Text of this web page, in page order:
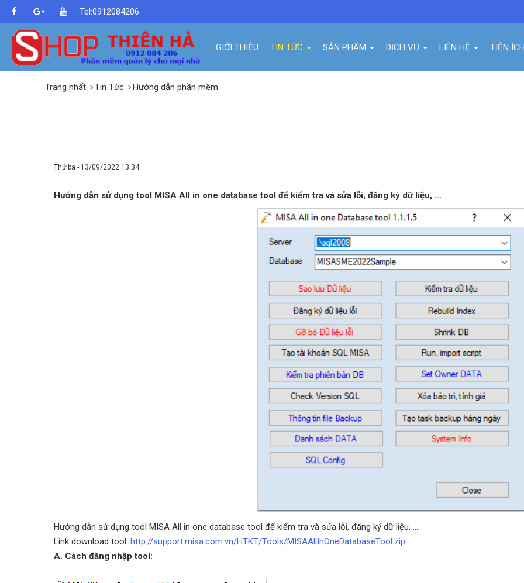
GIỚI THIỆU TIN TỨC SẢN PHẨM DỊCH VỤ LIÊN HỆ TIỆN ÍCH
Tel:0912084206
Trang nhất Tin Tức Hướng dẫn phần mềm
Thứ ba - 13/09/2022 13:34
Hướng dẫn sử dụng tool MISA All in one database tool để kiểm tra và sửa lỗi, đăng ký dữ liệu, ...
Hướng dẫn sử dụng tool MISA All in one database tool để kiểm tra và sửa lỗi, đăng ký dữ liệu, ...
Link download tool: http://support.misa.com.vn/HTKT/Tools/MISAAllInOneDatabaseTool.zip
A. Cách đăng nhập tool: